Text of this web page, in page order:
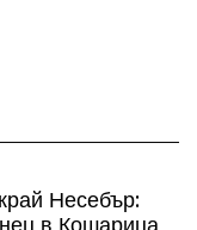
Несебър: